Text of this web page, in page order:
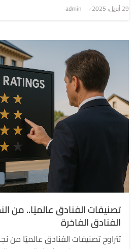
نُشر
29 أبريل، 2025 admin
تصنيفات الفنادق عالميًا.. من
الفنادق الفاخرة
تتراوح تصنيفات الفنادق عالميًا